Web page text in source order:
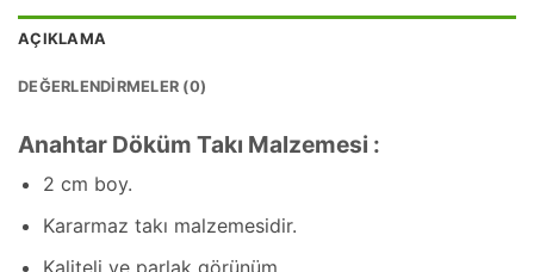
AÇIKLAMA
DEĞERLENDIRMELER (0)
Anahtar Döküm Takı Malzemesi :
2 cm boy.
Kararmaz takı malzemesidir.
Kaliteli ve parlak görünüm